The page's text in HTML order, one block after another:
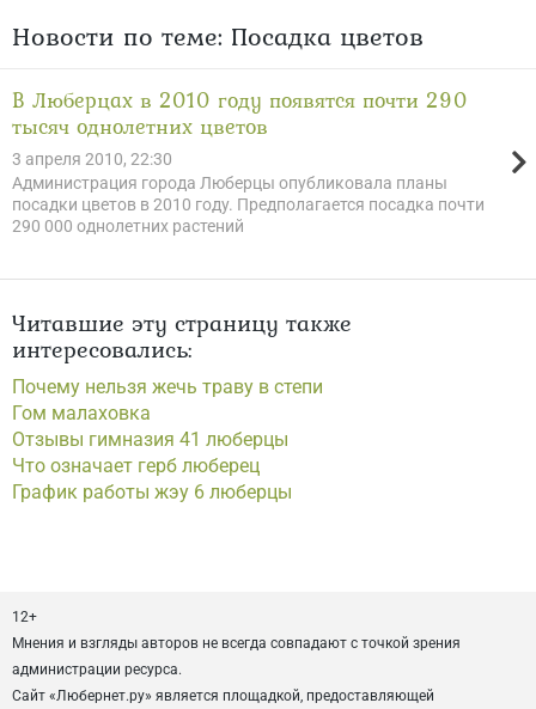
Новости по теме: Посадка цветов
В Люберцах в 2010 году появятся почти 290
тысяч однолетних цветов
3 апреля 2010, 22:30
Администрация города Люберцы опубликовала планы
посадки цветов в 2010 году. Предполагается посадка почти
290 000 однолетних растений
Читавшие эту страницу также
интересовались:
Почему нельзя жечь траву в степи
Гом малаховка
Отзывы гимназия 41 люберцы
Что означает герб люберец
График работы жэу 6 люберцы
12+
Мнения и взгляды авторов не всегда совпадают с точкой зрения
администрации ресурса.
Сайт «Любернет.ру» является площадкой, предоставляющей